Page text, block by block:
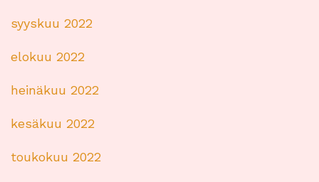
syyskuu 2022
elokuu 2022
heinäkuu 2022
kesäkuu 2022
toukokuu 2022